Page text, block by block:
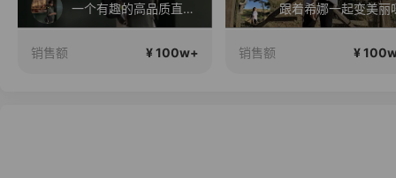
一个有趣的高品质直播间~
销售额 ¥ 100w+
跟着希娜一起变美丽
销售额 ¥